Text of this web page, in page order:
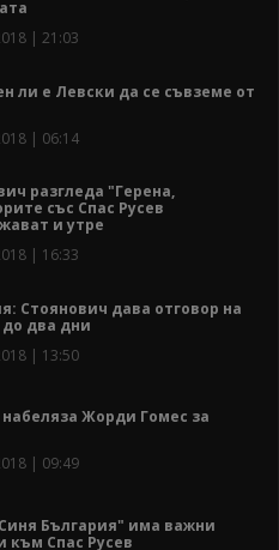
| 21:03
ли е Левски да се съвземе от
| 06:14
разгледа "Герена,
със Спас Русев
и утре
| 16:33
Стоянович дава отговор на
два дни
| 13:50
Жорди Гомес за
| 09:49
България" има важни
към Спас Русев